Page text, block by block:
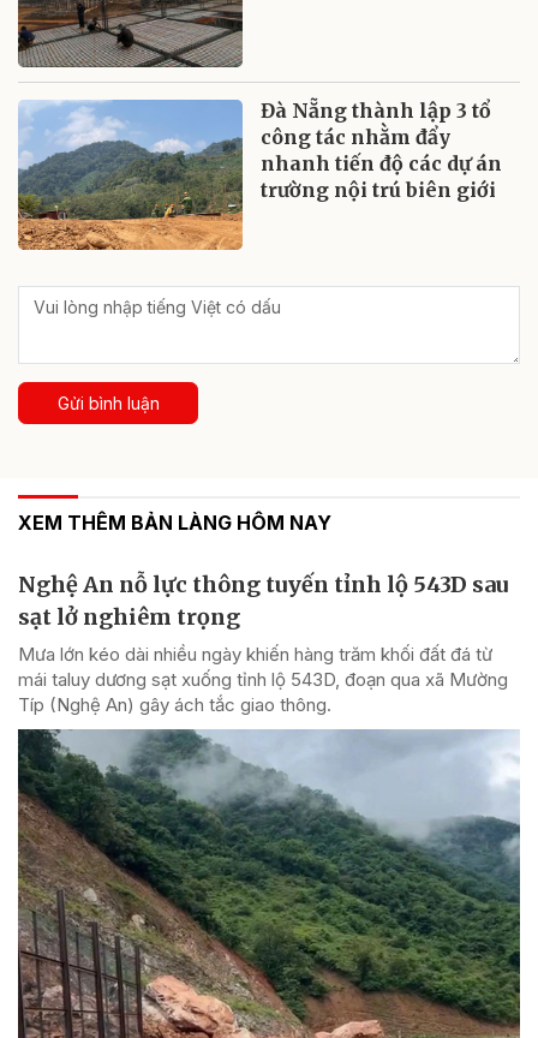
Đà Nẵng thành lập 3 tổ
công tác nhằm đẩy
nhanh tiến độ các dự án
trường nội trú biên giới
Gửi bình luận
XEM THÊM BẢN LÀNG HÔM NAY
Nghệ An nỗ lực thông tuyến tỉnh lộ 543D sau
sạt lở nghiêm trọng
Mưa lớn kéo dài nhiều ngày khiến hàng trăm khối đất đá từ
mái taluy dương sạt xuống tỉnh lộ 543D, đoạn qua xã Mường
Típ (Nghệ An) gây ách tắc giao thông.